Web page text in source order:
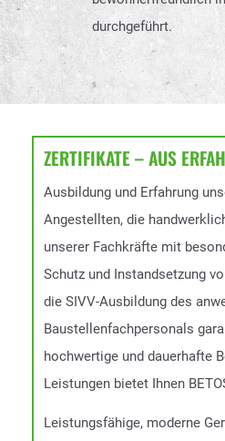
durchgeführt.
ZERTIFIKATE – AUS
Ausbildung und Erfahrung
Angestellten, die
unserer Fachkräfte mit
Schutz und Instandsetzung
die SIVV-Ausbildung des
Baustellenfachpersonals
hochwertige und dauerhafte
Leistungen bietet Ihnen
Leistungsfähige, moderne